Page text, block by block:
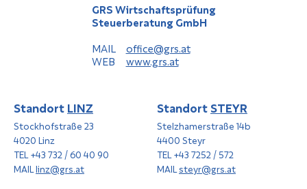
GRS Wirtschaftsprüfung
Steuerberatung GmbH
MAIL
office@grs.at
WEB www.grs.at
StandortLINZ
Stockhofstraße 23
4020 Linz
TEL +43 732 / 60 40 90
MAILlinz@grs.at
StandortSTEYR
Stelzhamerstraße 14b
4400 Steyr
TEL +43 7252 / 572
MAILsteyr@grs.at